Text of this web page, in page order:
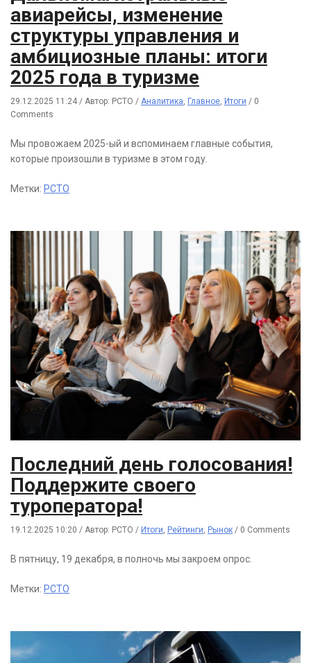
авиарейсы, изменение
структуры управления и
амбициозные планы: итоги
2025 года в туризме
29.12.2025 11:24 / Автор: РСТО / Аналитика Главное Итоги / 0
Comments
Мы провожаем 2025-ый и вспоминаем главные события,
которые произошли в туризме в этом году.
Метки: РСТО
Последний день голосования!
Поддержите своего
туроператора!
19.12.2025 10:20 / Автор: РСТО / Итоги, Рейтинги, Рынок / 0 Comments
В пятницу, 19 декабря, в полночь мы закроем опрос.
Метки: РСТО